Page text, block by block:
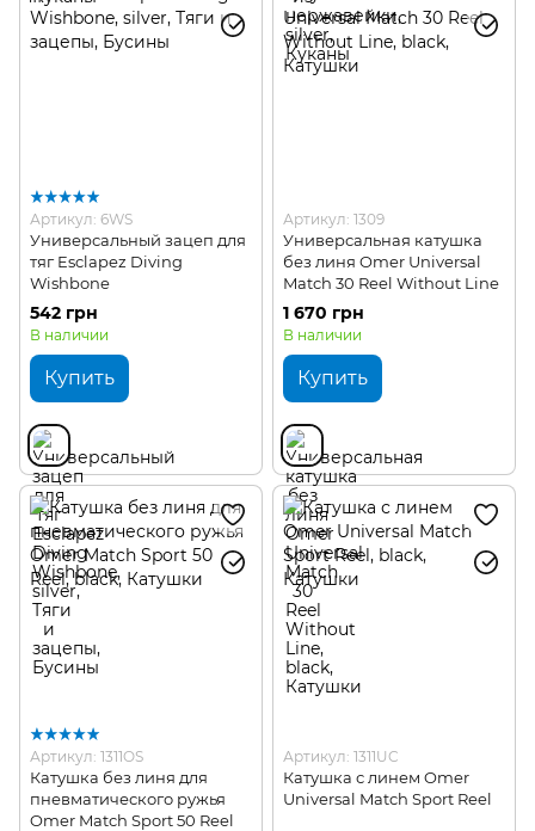
Артикул: 6WS
Универсальный зацеп для
тяг Esclapez Diving
Wishbone
542 грн
В наличии
Купить
Артикул: 1309
Универсальная катушка
без линя Omer Universal
Match 30 Reel Without Line
1 670 грн
В наличии
Купить
Артикул: 1311OS
Катушка без линя для
пневматического ружья
Omer Match Sport 50 Reel
Артикул: 1311UC
Катушка с линем Omer
Universal Match Sport Reel